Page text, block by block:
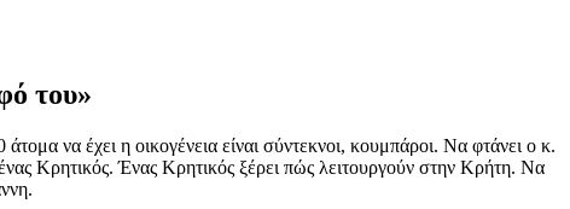
του»
να έχει η οικογένεια είναι σύντεκνοι, κουμπάροι. Να φτάνει ο κ.
Κρητικός. Ένας Κρητικός ξέρει πώς λειτουργούν στην Κρήτη. Να